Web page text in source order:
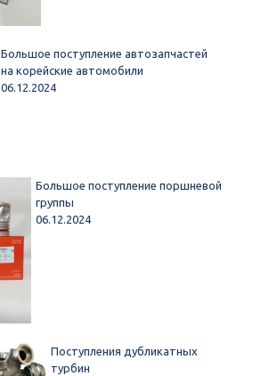
Большое поступление автозапчастей
на корейские автомобили
06.12.2024
Большое поступление поршневой
группы
06.12.2024
Поступления дубликатных
турбин